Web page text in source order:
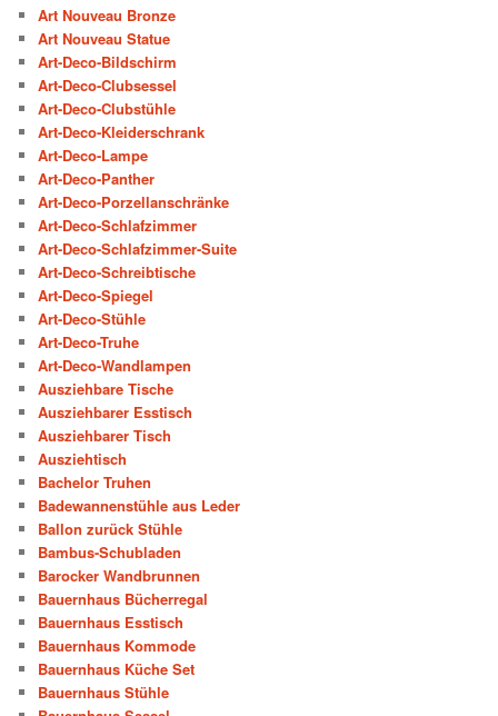
Art Nouveau Bronze
Art Nouveau Statue
Art-Deco-Bildschirm
Art-Deco-Clubsessel
Art-Deco-Clubstühle
Art-Deco-Kleiderschrank
Art-Deco-Lampe
Art-Deco-Panther
Art-Deco-Porzellanschränke
Art-Deco-Schlafzimmer
Art-Deco-Schlafzimmer-Suite
Art-Deco-Schreibtische
Art-Deco-Spiegel
Art-Deco-Stühle
Art-Deco-Truhe
Art-Deco-Wandlampen
Ausziehbare Tische
Ausziehbarer Esstisch
Ausziehbarer Tisch
Ausziehtisch
Bachelor Truhen
Badewannenstühle aus Leder
Ballon zurück Stühle
Bambus-Schubladen
Barocker Wandbrunnen
Bauernhaus Bücherregal
Bauernhaus Esstisch
Bauernhaus Kommode
Bauernhaus Küche Set
Bauernhaus Stühle